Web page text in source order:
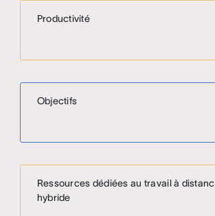
Productivité
Objectifs
Ressources dédiées au travail à
hybride